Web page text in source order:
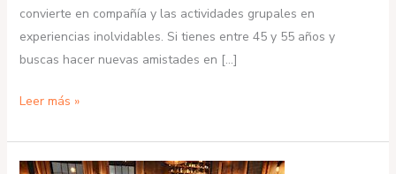
convierte en compañía y las actividades grupales en
experiencias inolvidables. Si tienes entre 45 y 55 años y
buscas hacer nuevas amistades en […]
Amistad
Avilés:
Encuentra
Leer más »